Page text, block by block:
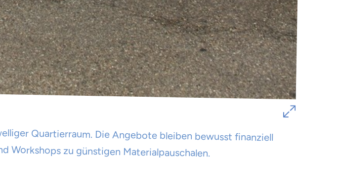
Quartierraum. Die Angebote bleiben bewusst finanziell
zu günstigen Materialpauschalen.